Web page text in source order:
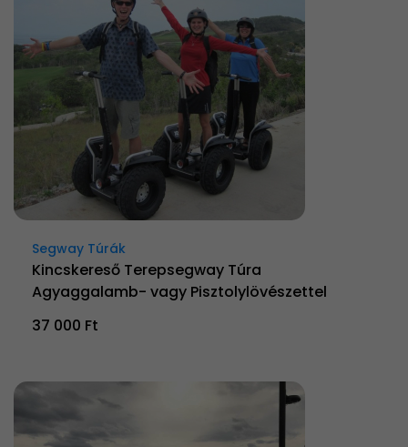
Segway Túrák
Kincskereső Terepsegway Túra
Agyaggalamb- vagy Pisztolylövészettel
37 000 Ft